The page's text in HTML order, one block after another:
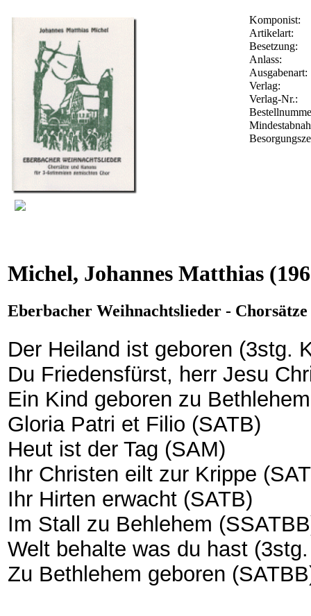
Komponist:
Artikelart:
Besetzung:
Anlass:
Ausgabenart:
Verlag:
Verlag-Nr.:
Michel, Johannes Matthias
Eberbacher Weihnachtslieder -
Der Heiland ist geboren (3stg.
Du Friedensfürst, herr Jesu
Ein Kind geboren zu
Gloria Patri et Filio (SATB)
Heut ist der Tag (SAM)
Ihr Christen eilt zur Krippe
Ihr Hirten erwacht (SATB)
Im Stall zu Behlehem
Welt behalte was du hast
Zu Bethlehem geboren